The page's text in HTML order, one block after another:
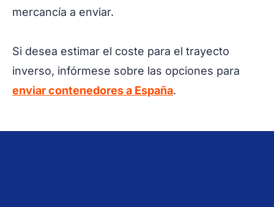
mercancía a enviar.
Si desea estimar el coste para el trayecto
inverso, infórmese sobre las opciones para
enviar contenedores a España.